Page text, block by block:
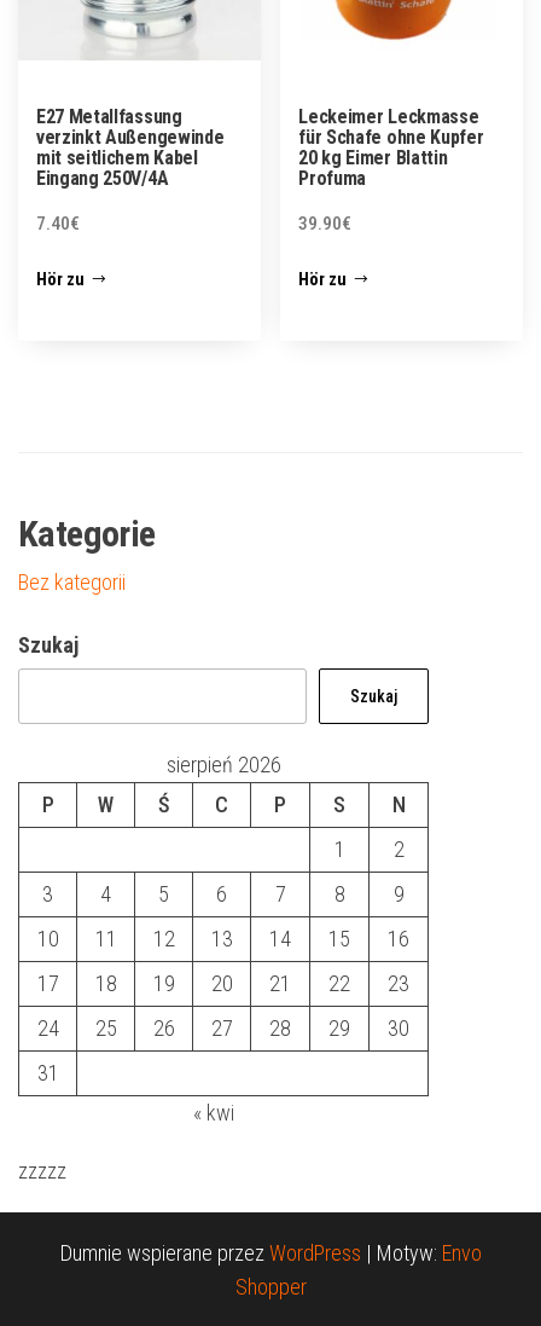
E27 Metallfassung
verzinkt Außengewinde
mit seitlichem Kabel
Eingang 250V/4A
7.40€
Hör zu
Leckeimer Leckmasse
für Schafe ohne Kupfer
20 kg Eimer Blattin
Profuma
39.90€
Hör zu
Kategorie
Bez kategorii
Szukaj
Szukaj
sierpień 2026
P
W Ś C P S
N
1
2
3
4 5 6 7 8
9
10
11 12 13 14 15
16
17
18 19 20 21 22
23
24
25 26 27 28 29
30
31
« kwi
zzzzz
Dumnie wspierane przez WordPress | Motyw: Envo
Shopper